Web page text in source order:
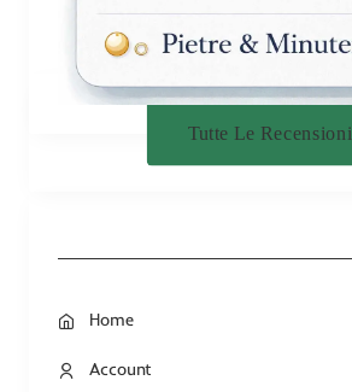
Tutte Le Recensioni
Home
Account